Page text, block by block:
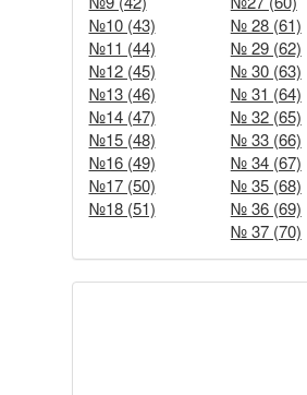
№10 (43)
№11 (44)
№12 (45)
№13 (46)
№14 (47)
№15 (48)
№16 (49)
№17 (50)
№18 (51)
№ 28 (61)
№ 29 (62)
№ 30 (63)
№ 31 (64)
№ 32 (65)
№ 33 (66)
№ 34 (67)
№ 35 (68)
№ 36 (69)
№ 37 (70)